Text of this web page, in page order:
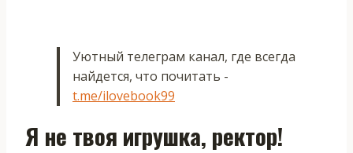
Уютный телеграм канал, где всегда
найдется, что почитать -
t.me/ilovebook99
Я не твоя игрушка, ректор!